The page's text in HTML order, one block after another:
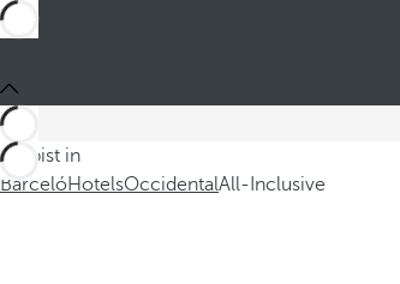
Du bist in
BarcelóHotelsOccidentalAll-Inclusive